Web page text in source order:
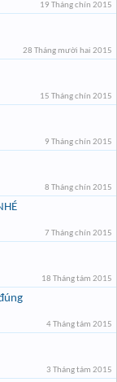
19 Tháng chín 2015
28 Tháng mười hai 2015
15 Tháng chín 2015
9 Tháng chín 2015
8 Tháng chín 2015
7 Tháng chín 2015
18 Tháng tám 2015
4 Tháng tám 2015
3 Tháng tám 2015